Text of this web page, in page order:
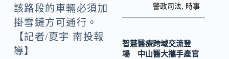
該路段的車輛必須加
掛雪鏈方可通行。
【記者/夏宇 南投報
導】
警政司法 時事
智慧醫療跨域交流登
場 中山醫大攜手產官